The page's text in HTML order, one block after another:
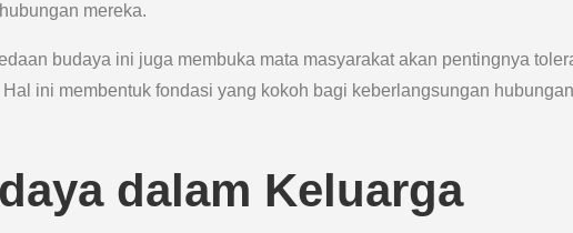
mereka.
budaya ini juga membuka mata masyarakat akan pentingnya
ini membentuk fondasi yang kokoh bagi keberlangsungan hubungan
dalam Keluarga